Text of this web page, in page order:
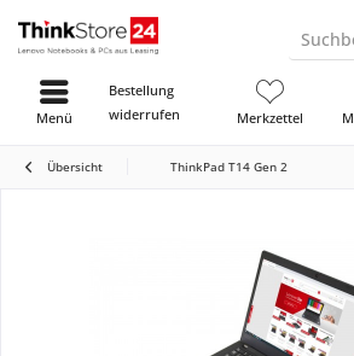
Bestellung
widerrufen
Merkzettel
Menü
Übersicht ThinkPad T14 Gen 2